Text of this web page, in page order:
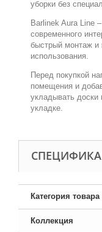
уборки без
Barlinek Aura Line
современного
быстрый монтаж и
использования.
Перед покупкой
помещения и
укладывать
укладке.
Категория товара
Коллекция